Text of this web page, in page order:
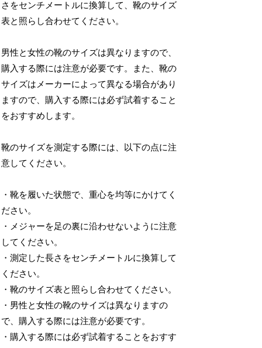
さをセンチメートルに換算して、靴のサイズ
表と照らし合わせてください。
男性と女性の靴のサイズは異なりますので、
購入する際には注意が必要です。また、靴の
サイズはメーカーによって異なる場合があり
ますので、購入する際には必ず試着すること
をおすすめします。
靴のサイズを測定する際には、以下の点に注
意してください。
・靴を履いた状態で、重心を均等にかけてく
ださい。
・メジャーを足の裏に沿わせないように注意
してください。
・測定した長さをセンチメートルに換算して
ください。
・靴のサイズ表と照らし合わせてください。
・男性と女性の靴のサイズは異なりますの
で、購入する際には注意が必要です。
・購入する際には必ず試着することをおすす